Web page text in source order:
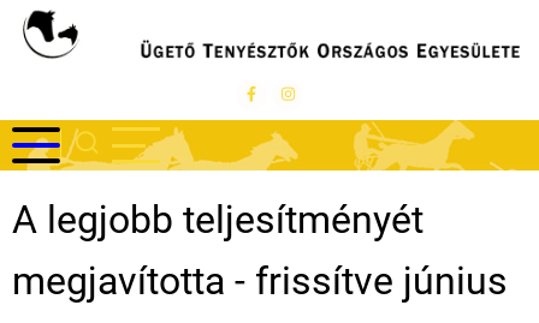
Ugrás
A legjobb teljesítményét
megjavította - frissítve június